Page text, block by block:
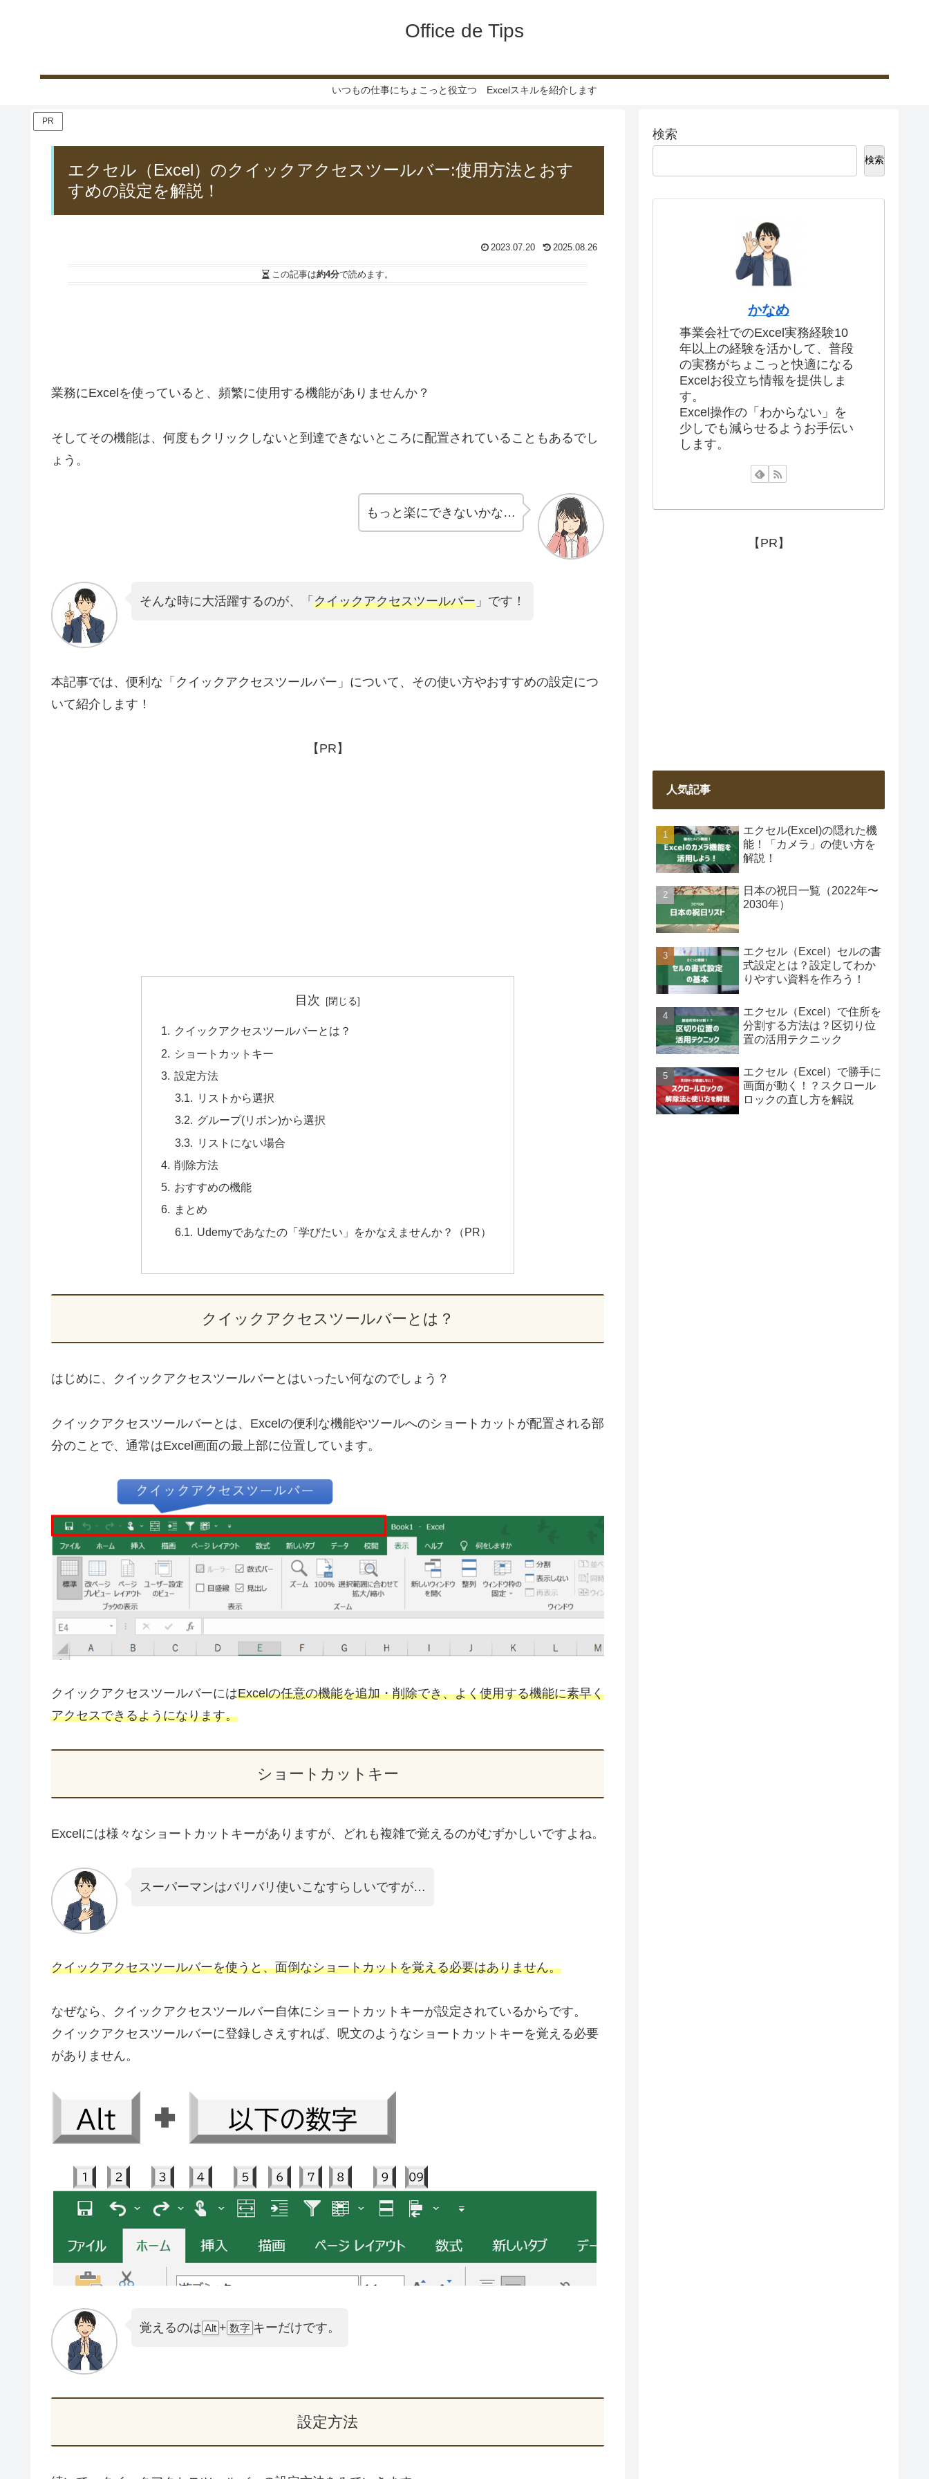
Office de Tips
いつもの仕事にちょこっと役立つ Excelスキルを紹介します
PR
エクセル（Excel）のクイックアクセスツールバー:使用方法とおす
すめの設定を解説！
2023.07.20 2025.08.26
この記事は約4分で読めます。
業務にExcelを使っていると、頻繁に使用する機能がありませんか？
そしてその機能は、何度もクリックしないと到達できないところに配置されていることもあるでし
ょう。
もっと楽にできないかな…
そんな時に大活躍するのが、「 クイックアクセスツールバー 」です！
本記事では、便利な「クイックアクセスツールバー」について、その使い方やおすすめの設定につ
いて紹介します！
【PR】
目次
クイックアクセスツールバーとは？
ショートカットキー
設定方法
リストから選択
グループ(リボン)から選択
リストにない場合
削除方法
おすすめの機能
まとめ
Udemyであなたの「学びたい」をかなえませんか？（PR）
クイックアクセスツールバーとは？
はじめに、クイックアクセスツールバーとはいったい何なのでしょう？
クイックアクセスツールバーとは、Excelの便利な機能やツールへのショートカットが配置される部
分のことで、通常はExcel画面の最上部に位置しています。
クイックアクセスツールバーにはExcelの任意の機能を追加・削除でき、よく使用する機能に素早く
アクセスできるようになります。
ショートカットキー
Excelには様々なショートカットキーがありますが、どれも複雑で覚えるのがむずかしいですよね。
スーパーマンはバリバリ使いこなすらしいですが…
クイックアクセスツールバーを使うと、面倒なショートカットを覚える必要はありません。
なぜなら、クイックアクセスツールバー自体にショートカットキーが設定されているからです。
クイックアクセスツールバーに登録しさえすれば、呪文のようなショートカットキーを覚える必要
がありません。
覚えるのは Alt + 数字 キーだけです。
設定方法
検索
検索
かなめ
事業会社でのExcel実務経験10
年以上の経験を活かして、普段
の実務がちょこっと快適になる
Excelお役立ち情報を提供しま
す。
Excel操作の「わからない」を
少しでも減らせるようお手伝い
します。
【PR】
人気記事
エクセル(Excel)の隠れた機
能！「カメラ」の使い方を
解説！
日本の祝日一覧（2022年〜
2030年）
エクセル（Excel）セルの書
式設定とは？設定してわか
りやすい資料を作ろう！
エクセル（Excel）で住所を
分割する方法は？区切り位
置の活用テクニック
エクセル（Excel）で勝手に
画面が動く！？スクロール
ロックの直し方を解説